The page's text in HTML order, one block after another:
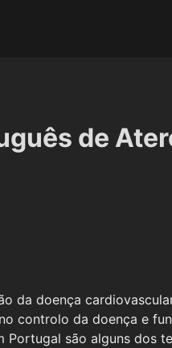
de
da doença
controlo da doença e
Portugal são alguns dos